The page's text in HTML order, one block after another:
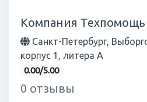
Компания Техпомощь
Санкт-Петербург,
корпус 1, литера А
0.00/5.00
0 отзывы